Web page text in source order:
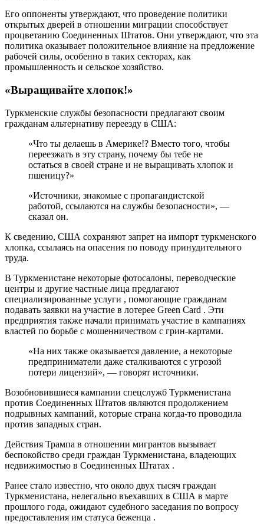
Его оппоненты утверждают, что проведение политики
открытых дверей в отношении миграции способствует
процветанию Соединенных Штатов. Они утверждают, что эта
политика оказывает положительное влияние на предложение
рабочей силы, особенно в таких секторах, как
промышленность и сельское хозяйство.
«Выращивайте хлопок!»
Туркменские службы безопасности предлагают своим
гражданам альтернативу переезду в США:
«Что ты делаешь в Америке!? Вместо того, чтобы
переезжать в эту страну, почему бы тебе не
остаться в своей стране и не выращивать хлопок и
пшеницу?»
«Источники, знакомые с пропагандистской
работой, ссылаются на службы безопасности», —
сказал он.
К сведению, США сохраняют запрет на импорт туркменского
хлопка, ссылаясь на опасения по поводу принудительного
труда.
В Туркменистане некоторые фотосалоны, переводческие
центры и другие частные лица предлагают
специализированные услуги , помогающие гражданам
подавать заявки на участие в лотерее Green Card . Эти
предприятия также начали принимать участие в кампаниях
властей по борьбе с мошенничеством с грин-картами.
«На них также оказывается давление, а некоторые
предприниматели даже сталкиваются с угрозой
потери лицензий», — говорят источники.
Возобновившиеся кампании спецслужб Туркменистана
против Соединенных Штатов являются продолжением
подрывных кампаний, которые страна когда-то проводила
против западных стран.
Действия Трампа в отношении мигрантов вызывает
беспокойство среди граждан Туркменистана, владеющих
недвижимостью в Соединенных Штатах .
Ранее стало известно, что около двух тысяч граждан
Туркменистана, нелегально въехавших в США в марте
прошлого года, ожидают судебного заседания по вопросу
предоставления им статуса беженца .